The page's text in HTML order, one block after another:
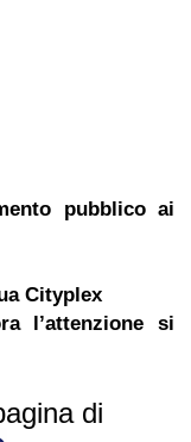
pubblico ai
Cityplex
l’attenzione si
di